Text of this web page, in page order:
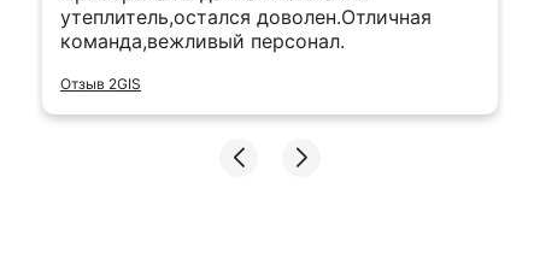
утеплитель,остался доволен.Отличная
команда,вежливый персонал.
Отзыв 2GIS